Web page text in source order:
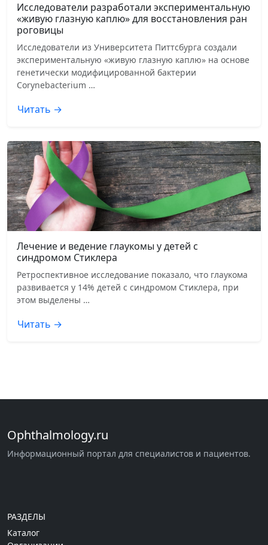
Исследователи разработали экспериментальную
«живую глазную каплю» для восстановления ран
роговицы
Исследователи из Университета Питтсбурга создали
экспериментальную «живую глазную каплю» на основе
генетически модифицированной бактерии
Corynebacterium …
Читать →
Лечение и ведение глаукомы у детей с
синдромом Стиклера
Ретроспективное исследование показало, что глаукома
развивается у 14% детей с синдромом Стиклера, при
этом выделены …
Читать →
Ophthalmology.ru
Информационный портал для специалистов и пациентов.
РАЗДЕЛЫ
Каталог